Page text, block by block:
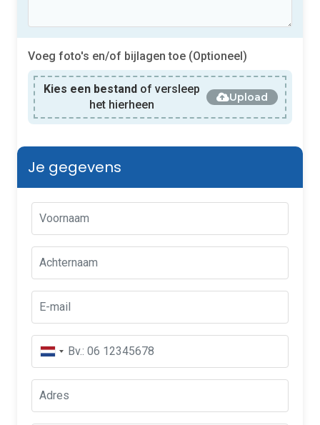
Voeg foto's en/of bijlagen toe (Optioneel)
Kies een bestand of versleep
het hierheen
Upload
Je gegevens